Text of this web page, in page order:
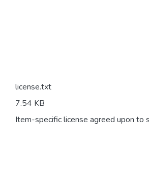
license.txt
7.54 KB
Item-specific license agreed upon to